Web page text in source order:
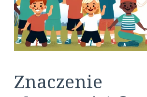
Znaczenie